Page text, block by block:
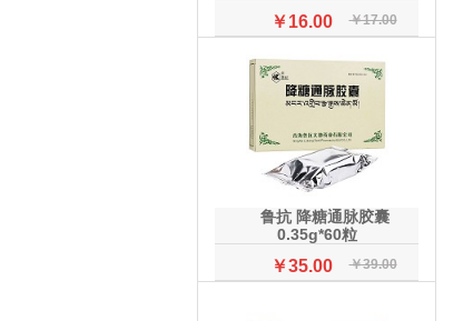
￥16.00 ￥17.00
鲁抗 降糖通脉胶囊
0.35g*60粒
￥35.00 ￥39.00